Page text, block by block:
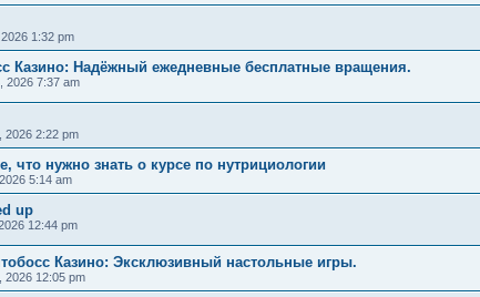
1:32 pm
Казино: Надёжный ежедневные бесплатные вращения.
2026 7:37 am
2026 2:22 pm
что нужно знать о курсе по нутрициологии
5:14 am
up
12:44 pm
Казино: Эксклюзивный настольные игры.
2026 12:05 pm